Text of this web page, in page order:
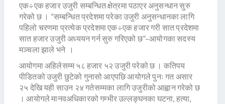
एक÷एक हजार उजुरी सम्बन्धित क्षेत्रमा पठाएर अनुसन्धान सुरु
गरेको छ । “सम्बन्धित प्रदेशमा परेका उजुरी अनुसन्धानका लागि
पहिलो चरणमा प्रत्येक प्रदेशमा एक÷एक हजार गरी सात प्रदेशमा
सात हजार उजुरी अध्ययन गर्न सुरु गरिएको छ”–आयोगका सदस्य
मञ्चला झाले भने ।
आयोगमा अहिलेसम्म ५८ हजार ५२ उजुरी परेको छ । कतिपय
पीडितको उजुरी छुटेको गुनासो आएपछि आयोगले पुनः गत असार
२५ देखि यही साउन २४ गतेसम्मका लागि उजुरीको आह्वान गरेको छ
। आयोगले मानवअधिकारको गम्भीर उल्लङ्घनका घटना, हत्या,